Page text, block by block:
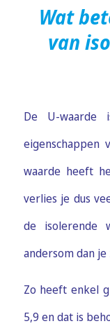
Wat
van
De U-waarde
waarde heeft
verlies je dus
de isolerende
andersom dan je
Zo heeft enkel
5,9 en dat is